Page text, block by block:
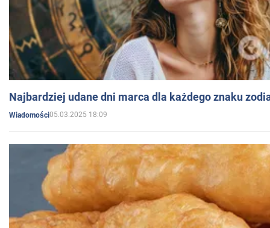
Najbardziej udane dni marca dla każdego znaku
Wiadomości05.03.2025 18:09